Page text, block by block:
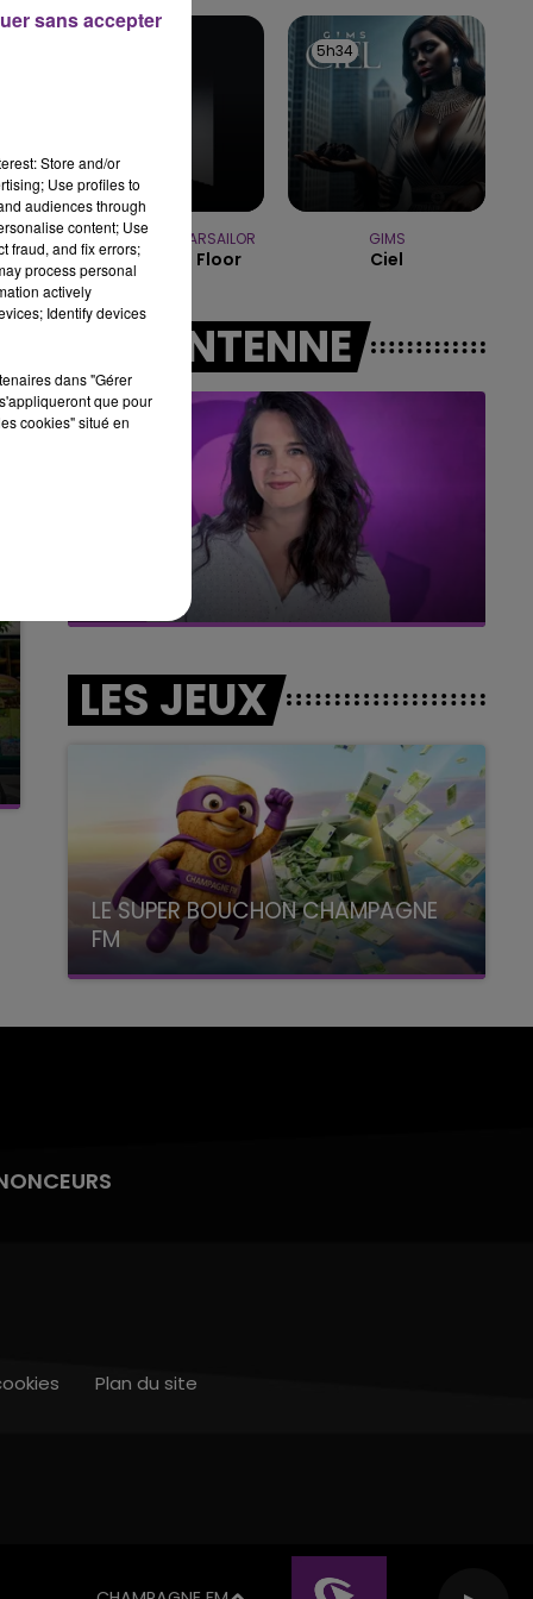
7h00 - 11h00
BEST OF
OFENBACH & STARSAILOR
Four To The Floor
5h34
5h34
GIMS
Ciel
A L'ANTENNE
Le week-end Champagne FM
LES JEUX
LE SUPER BOUCHON CHAMPAGNE
FM
avec La Famille Champagne FM, à 8H10
Plan du site
Store and/or
Use profiles to
audiences through
content; Use
fraud, and fix errors;
process personal
actively
Identify devices
dans "Gérer
que pour
cookies" situé en
sans accepter